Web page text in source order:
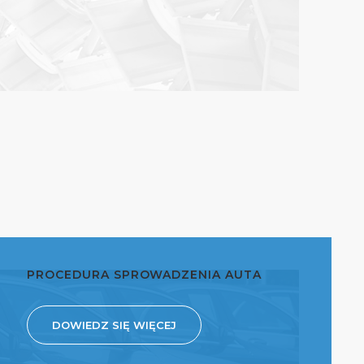
PROCEDURA SPROWADZENIA AUTA
DOWIEDZ SIĘ WIĘCEJ